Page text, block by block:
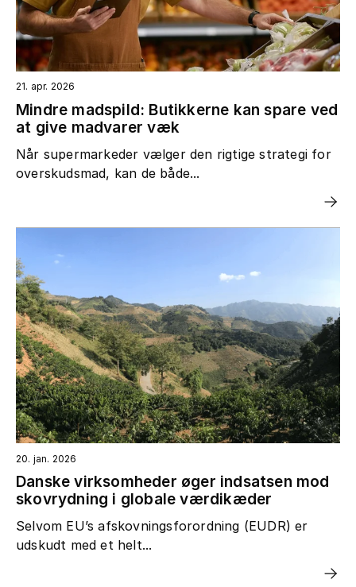
21. apr. 2026
Mindre madspild: Butikkerne kan spare ved
at give madvarer væk
Når supermarkeder vælger den rigtige strategi for
overskudsmad, kan de både...
20. jan. 2026
Danske virksomheder øger indsatsen mod
skovrydning i globale værdikæder
Selvom EU’s afskovningsforordning (EUDR) er
udskudt med et helt...